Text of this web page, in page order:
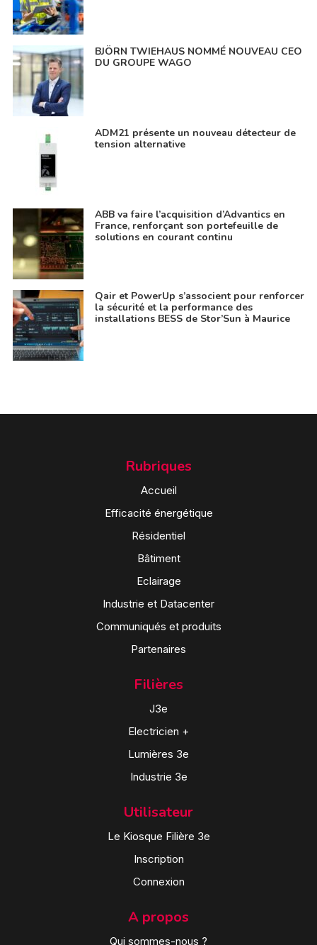
BJÖRN TWIEHAUS NOMMÉ NOUVEAU CEO
DU GROUPE WAGO
ADM21 présente un nouveau détecteur de
tension alternative
ABB va faire l’acquisition d’Advantics en
France, renforçant son portefeuille de
solutions en courant continu
Qair et PowerUp s’associent pour renforcer
la sécurité et la performance des
installations BESS de Stor’Sun à Maurice
Rubriques
Accueil
Efficacité énergétique
Résidentiel
Bâtiment
Eclairage
Industrie et Datacenter
Communiqués et produits
Partenaires
Filières
J3e
Electricien +
Lumières 3e
Industrie 3e
Utilisateur
Le Kiosque Filière 3e
Inscription
Connexion
A propos
Qui sommes-nous ?